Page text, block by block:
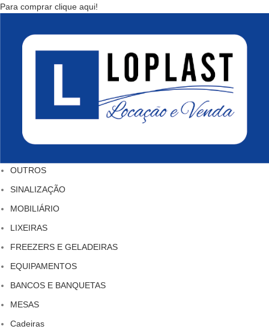
Para comprar clique aqui!
OUTROS
SINALIZAÇÃO
MOBILIÁRIO
LIXEIRAS
FREEZERS E GELADEIRAS
EQUIPAMENTOS
BANCOS E BANQUETAS
MESAS
Cadeiras